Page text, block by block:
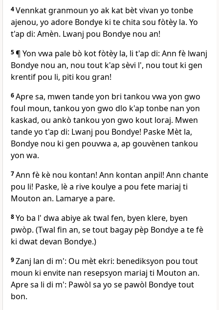
4Vennkat granmoun yo ak kat bèt vivan yo tonbe
ajenou, yo adore Bondye ki te chita sou fòtèy la. Yo
t'ap di: Amèn. Lwanj pou Bondye nou an!
5¶ Yon vwa pale bò kot fòtèy la, li t'ap di: Ann fè lwanj
Bondye nou an, nou tout k'ap sèvi l', nou tout ki gen
krentif pou li, piti kou gran!
6Apre sa, mwen tande yon bri tankou vwa yon gwo
foul moun, tankou yon gwo dlo k'ap tonbe nan yon
kaskad, ou ankò tankou yon gwo kout loraj. Mwen
tande yo t'ap di: Lwanj pou Bondye! Paske Mèt la,
Bondye nou ki gen pouvwa a, ap gouvènen tankou
yon wa.
7Ann fè kè nou kontan! Ann kontan anpil! Ann chante
pou li! Paske, lè a rive koulye a pou fete mariaj ti
Mouton an. Lamarye a pare.
8Yo ba l' dwa abiye ak twal fen, byen klere, byen
pwòp. (Twal fin an, se tout bagay pèp Bondye a te fè
ki dwat devan Bondye.)
9Zanj lan di m': Ou mèt ekri: benediksyon pou tout
moun ki envite nan resepsyon mariaj ti Mouton an.
Apre sa li di m': Pawòl sa yo se pawòl Bondye tout
bon.